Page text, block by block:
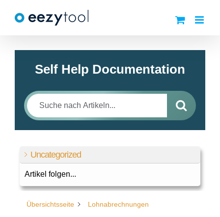
Inhalt
Self Help Documentation
Uncategorized
Artikel folgen...
Übersichtsseite Lohnabrechnungen